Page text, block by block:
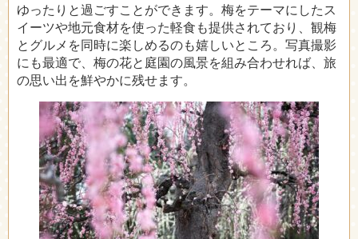
ゆったりと過ごすことができます。梅をテーマにしたス
イーツや地元食材を使った軽食も提供されており、観梅
とグルメを同時に楽しめるのも嬉しいところ。写真撮影
にも最適で、梅の花と庭園の風景を組み合わせれば、旅
の思い出を鮮やかに残せます。